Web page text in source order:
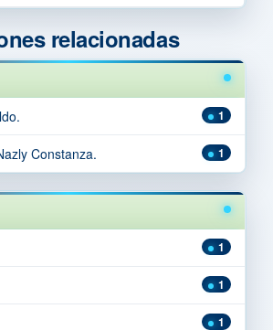
relacionadas
1
1
Constanza.
1
1
1